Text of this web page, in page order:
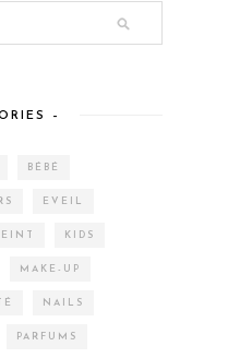
–
BÉBÉ
EVEIL
KIDS
MAKE-UP
NAILS
PARFUMS